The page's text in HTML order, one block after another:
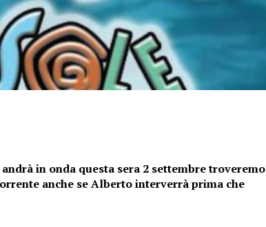
in onda questa sera 2 settembre troveremo
anche se Alberto interverrà prima che